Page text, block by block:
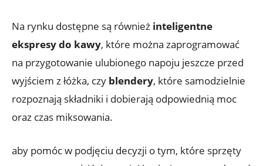
Na rynku dostępne są również inteligentne
ekspresy do kawy, które można zaprogramować
na przygotowanie ulubionego napoju jeszcze przed
wyjściem z łóżka, czy blendery, które samodzielnie
rozpoznają składniki i dobierają odpowiednią moc
oraz czas miksowania.
aby pomóc w podjęciu decyzji o tym, które sprzęty